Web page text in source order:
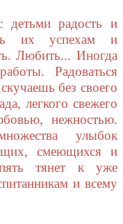
радость и
их успехам и
Любить... Иногда
Радоваться
без своего
легкого свежего
нежностью.
улыбок
смеющихся и
тянет к уже
и всему